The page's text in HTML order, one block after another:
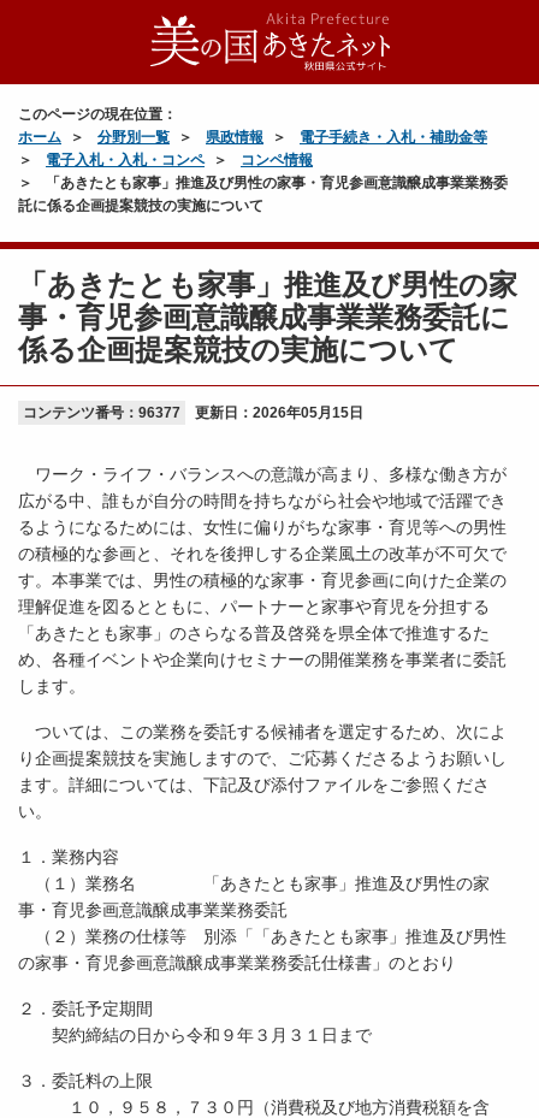
このページの現在位置：
ホーム
分野別一覧 県政情報
電子手続き・入札・補助金等
電子入札・入札・コンペ
コンペ情報
「あきたとも家事」推進及び男性の家事・育児参画意識醸成事業業務委
託に係る企画提案競技の実施について
「あきたとも家事」推進及び男性の家
事・育児参画意識醸成事業業務委託に
係る企画提案競技の実施について
コンテンツ番号：96377 更新日： 2026年05月15日
ワーク・ライフ・バランスへの意識が高まり、多様な働き方が
広がる中、誰もが自分の時間を持ちながら社会や地域で活躍でき
るようになるためには、女性に偏りがちな家事・育児等への男性
の積極的な参画と、それを後押しする企業風土の改革が不可欠で
す。本事業では、男性の積極的な家事・育児参画に向けた企業の
理解促進を図るとともに、パートナーと家事や育児を分担する
「あきたとも家事」のさらなる普及啓発を県全体で推進するた
め、各種イベントや企業向けセミナーの開催業務を事業者に委託
します。
ついては、この業務を委託する候補者を選定するため、次によ
り企画提案競技を実施しますので、ご応募くださるようお願いし
ます。詳細については、下記及び添付ファイルをご参照くださ
い。
１．業務内容
（１）業務名 「あきたとも家事」推進及び男性の家
事・育児参画意識醸成事業業務委託
（２）業務の仕様等 別添「「あきたとも家事」推進及び男性
の家事・育児参画意識醸成事業業務委託仕様書」のとおり
２．委託予定期間
契約締結の日から令和９年３月３１日まで
３．委託料の上限
１０，９５８，７３０円（消費税及び地方消費税額を含